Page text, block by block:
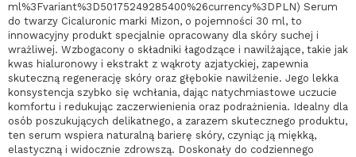
ml%3Fvariant%3D50175249285400%26currency%3DPLN) Serum
do twarzy Cicaluronic marki Mizon, o pojemności 30 ml, to
innowacyjny produkt specjalnie opracowany dla skóry suchej i
wrażliwej. Wzbogacony o składniki łagodzące i nawilżające, takie jak
kwas hialuronowy i ekstrakt z wąkroty azjatyckiej, zapewnia
skuteczną regenerację skóry oraz głębokie nawilżenie. Jego lekka
konsystencja szybko się wchłania, dając natychmiastowe uczucie
komfortu i redukując zaczerwienienia oraz podrażnienia. Idealny dla
osób poszukujących delikatnego, a zarazem skutecznego produktu,
ten serum wspiera naturalną barierę skóry, czyniąc ją miękką,
elastyczną i widocznie zdrowszą. Doskonały do codziennego